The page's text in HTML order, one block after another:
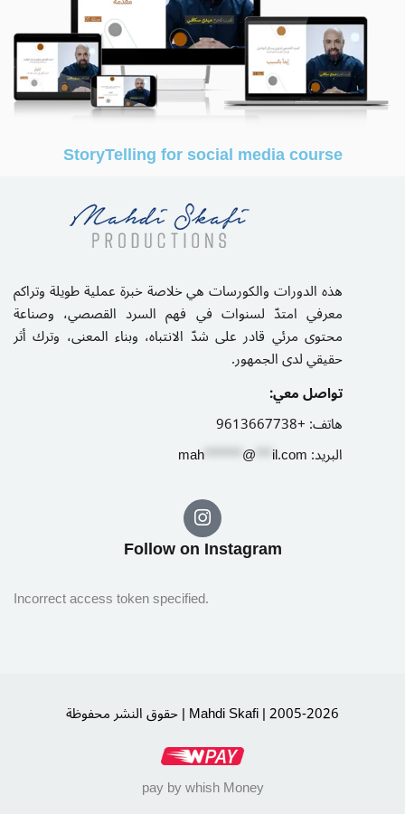
StoryTelling for social media course
هذه الدورات والكورسات هي خلاصة خبرة عملية طويلة وتراكم
معرفي امتدّ لسنوات في فهم السرد القصصي، وصناعة
محتوى مرئي قادر على شدّ الانتباه، وبناء المعنى، وترك أثر
حقيقي لدى الجمهور.
تواصل معي:
هاتف:+9613667738
البريد:
mah*******@***il.com
Follow on Instagram​
Incorrect access token specified.
حقوق النشر محفوظة | Mahdi Skafi | 2005-2026
pay by whish Money